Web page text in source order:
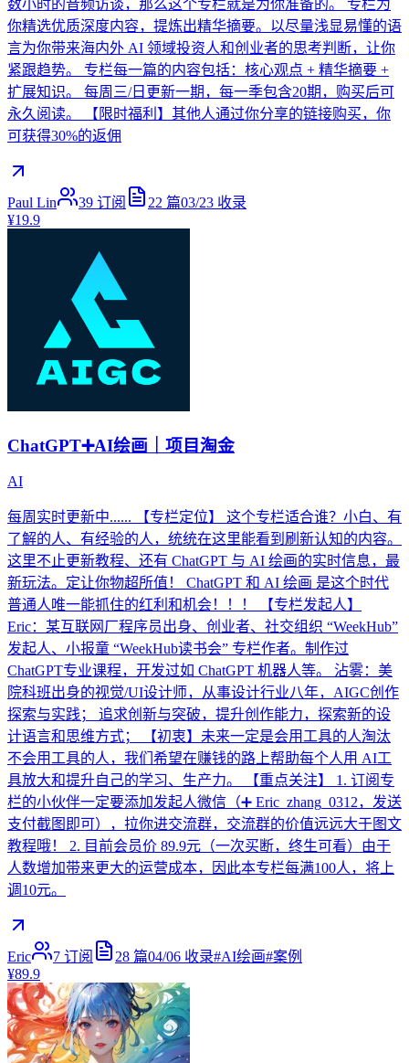
数小时的音频访谈，那么这个专栏就是为你准备的。 专栏为
你精选优质深度内容，提炼出精华摘要。以尽量浅显易懂的语
言为你带来海内外 AI 领域投资人和创业者的思考判断，让你
紧跟趋势。 专栏每一篇的内容包括：核心观点 + 精华摘要 +
扩展知识。 每周三/日更新一期，每一季包含20期，购买后可
永久阅读。 【限时福利】其他人通过你分享的链接购买，你
可获得30%的返佣
Paul Lin 39 订阅 22 篇03/23 收录
¥19.9
ChatGPT➕AI绘画｜项目淘金
AI
每周实时更新中...... 【专栏定位】 这个专栏适合谁？小白、有
了解的人、有经验的人，统统在这里能看到刷新认知的内容。
这里不止更新教程、还有 ChatGPT 与 AI 绘画的实时信息，最
新玩法。定让你物超所值！ ChatGPT 和 AI 绘画 是这个时代
普通人唯一能抓住的红利和机会！！！ 【专栏发起人】
Eric：某互联网厂程序员出身、创业者、社交组织 “WeekHub”
发起人、小报童 “WeekHub读书会” 专栏作者。制作过
ChatGPT专业课程，开发过如 ChatGPT 机器人等。 沾雾：美
院科班出身的视觉/UI设计师，从事设计行业八年，AIGC创作
探索与实践； 追求创新与突破，提升创作能力，探索新的设
计语言和思维方式； 【初衷】未来一定是会用工具的人淘汰
不会用工具的人，我们希望在赚钱的路上帮助每个人用 AI工
具放大和提升自己的学习、生产力。 【重点关注】 1. 订阅专
栏的小伙伴一定要添加发起人微信（➕ Eric_zhang_0312，发送
支付截图即可），拉你进交流群，交流群的价值远远大于图文
教程哦！ 2. 目前会员价 89.9元（一次买断，终生可看）由于
人数增加带来更大的运营成本，因此本专栏每满100人，将上
调10元。
Eric 7 订阅 28 篇04/06 收录#AI绘画#案例
¥89.9